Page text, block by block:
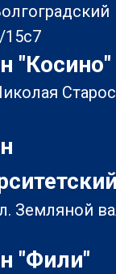
15с7
"Косино"
Земляной
"Фили"